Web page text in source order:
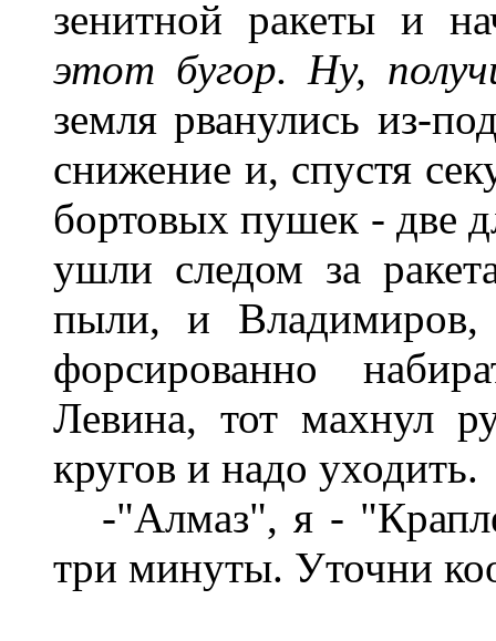
зенитной ракеты и
этот бугор. Ну,
земля рванулись из-
снижение и, спустя
бортовых пушек - две
ушли следом за
пыли, и Владимиров,
форсированно
Левина, тот махнул
кругов и надо уходить.
-"Алмаз", я -
три минуты. Уточни